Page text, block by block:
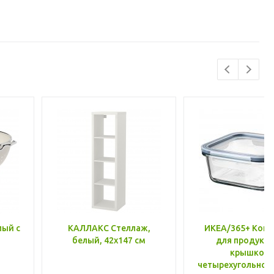
с
КАЛЛАКС Стеллаж,
белый, 42x147 см
ИКЕА/365+
для
крышкой,